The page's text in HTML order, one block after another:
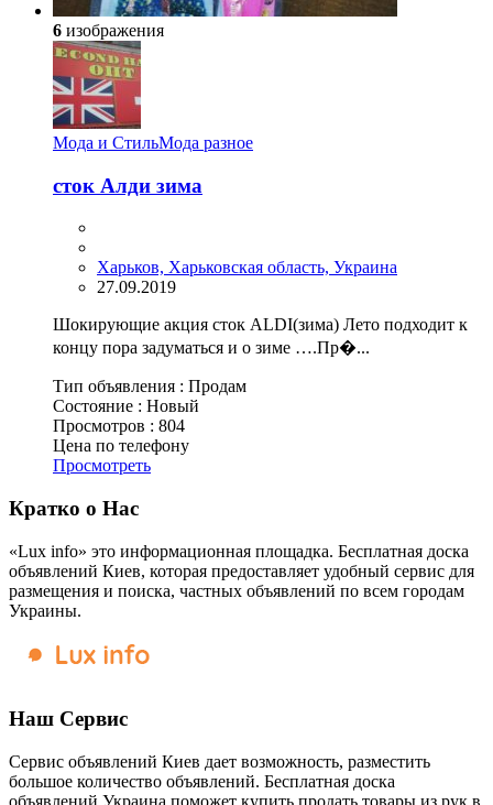
6 изображения
Мода и СтильМода разное
сток Алди зима
Харьков, Харьковская область, Украина
27.09.2019
Шокирующие акция сток ALDI(зима) Лето подходит к
концу пора задуматься и о зиме ….Пр�...
Тип объявления : Продам
Состояние : Новый
Просмотров : 804
Цена по телефону
Просмотреть
Кратко о Нас
«Lux info» это информационная площадка. Бесплатная доска
объявлений Киев, которая предоставляет удобный сервис для
размещения и поиска, частных объявлений по всем городам
Украины.
Наш Сервис
Сервис объявлений Киев дает возможность, разместить
большое количество объявлений. Бесплатная доска